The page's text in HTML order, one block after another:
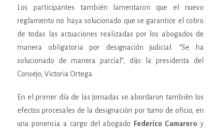
Los participantes también lamentaron que el nuevo
reglamento no haya solucionado que se garantice el cobro
de todas las actuaciones realizadas por los abogados de
manera obligatoria por designación judicial. “Se ha
solucionado de manera parcial”, dijo la presidenta del
Consejo, Victoria Ortega.
En el primer día de las jornadas se abordaron también los
efectos procesales de la designación por turno de oficio, en
una ponencia a cargo del abogado
Federico Camarero y